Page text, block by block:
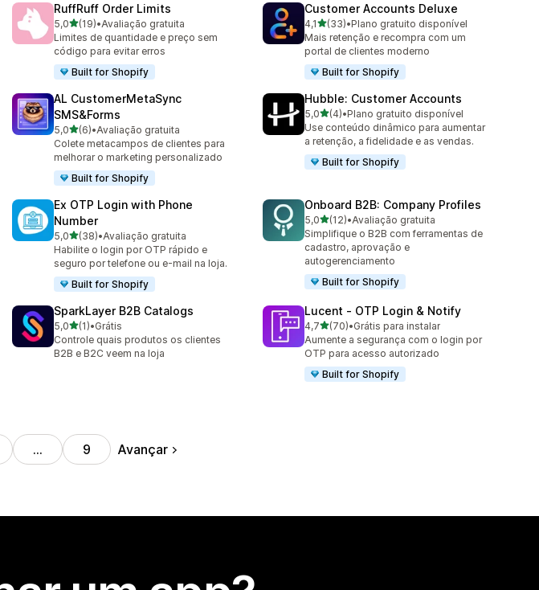
RuffRuff Order Limits
5,0de 5 estrelas
(19)
19 avaliações ao todo
•Avaliação gratuita
Limites de quantidade e preço sem
código para evitar erros
Built for Shopify
Customer Accounts Deluxe
4,1de 5 estrelas
(33)
33 avaliações ao todo
•Plano gratuito disponível
Mais retenção e recompra com um
portal de clientes moderno
Built for Shopify
AL CustomerMetaSync
SMS&Forms
5,0de 5 estrelas
(6)
6 avaliações ao todo
•Avaliação gratuita
Colete metacampos de clientes para
melhorar o marketing personalizado
Built for Shopify
Hubble: Customer Accounts
5,0de 5 estrelas
(4)
4 avaliações ao todo
•Plano gratuito disponível
Use conteúdo dinâmico para aumentar
a retenção, a fidelidade e as vendas.
Built for Shopify
Ex OTP Login with Phone
Number
5,0de 5 estrelas
(38)
38 avaliações ao todo
•Avaliação gratuita
Habilite o login por OTP rápido e
seguro por telefone ou e-mail na loja.
Built for Shopify
Onboard B2B: Company Profiles
5,0de 5 estrelas
(12)
12 avaliações ao todo
•Avaliação gratuita
Simplifique o B2B com ferramentas de
cadastro, aprovação e
autogerenciamento
Built for Shopify
SparkLayer B2B Catalogs
5,0de 5 estrelas
(1)
1 avaliações ao todo
•Grátis
Controle quais produtos os clientes
B2B e B2C veem na loja
Lucent ‑ OTP Login & Notify
4,7de 5 estrelas
(70)
70 avaliações ao todo
•Grátis para instalar
Aumente a segurança com o login por
OTP para acesso autorizado
Built for Shopify
… 9 Avançar